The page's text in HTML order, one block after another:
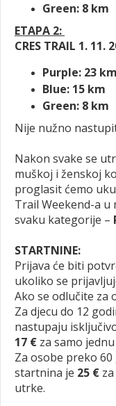
Green: 8 km
ETAPA 2:
CRES TRAIL 1. 11.
Purple: 23 km
Blue: 15 km
Green: 8 km
Nije nužno
Nakon svake se
muškoj i ženskoj
proglasit ćemo
Trail Weekend-a u
svaku kategorije –
STARTNINE:
Prijava će biti
ukoliko se
Ako se odlučite za
Za djecu do 12
nastupaju
17 € za samo
Za osobe preko
startnina je 25 €
utrke.